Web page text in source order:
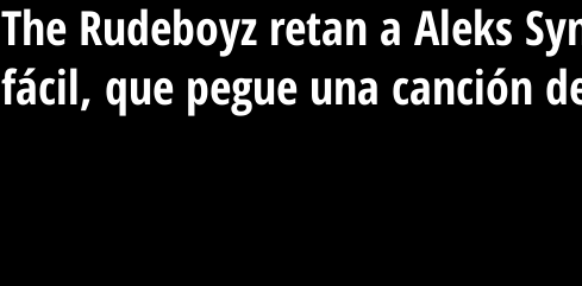
The Rudeboyz retan a Aleks
fácil, que pegue una canción